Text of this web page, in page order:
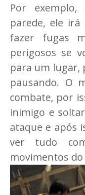
Por
parede, ele
fazer fugas
perigosos se
para um lugar,
pausando. O
combate, por
inimigo e
ataque e após
ver tudo
movimentos